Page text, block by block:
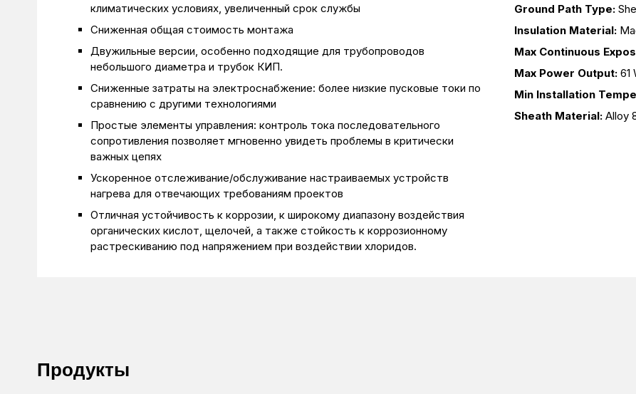
климатических условиях, увеличенный срок службы
Сниженная общая стоимость монтажа
Двужильные версии, особенно подходящие для трубопроводов
небольшого диаметра и трубок КИП.
Сниженные затраты на электроснабжение: более низкие пусковые токи по
сравнению с другими технологиями
Простые элементы управления: контроль тока последовательного
сопротивления позволяет мгновенно увидеть проблемы в критически
важных цепях
Ускоренное отслеживание/обслуживание настраиваемых устройств
нагрева для отвечающих требованиям проектов
Отличная устойчивость к коррозии, к широкому диапазону воздействия
органических кислот, щелочей, а также стойкость к коррозионному
растрескиванию под напряжением при воздействии хлоридов.
Ground Path Type:
Insulation Material:
Max Continuous
Max Power Output: 61
Min Installation
Sheath Material: Alloy
Продукты